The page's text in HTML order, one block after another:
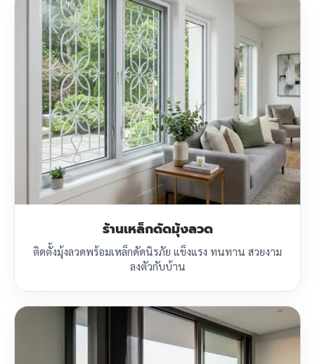
ร้านเหล็กดัดมุ้งลวด
ติดตั้งมุ้งลวดพร้อมเหล็กดัดนิรภัย แข็งแรง ทนทาน สวยงาม
ลงตัวกับบ้าน